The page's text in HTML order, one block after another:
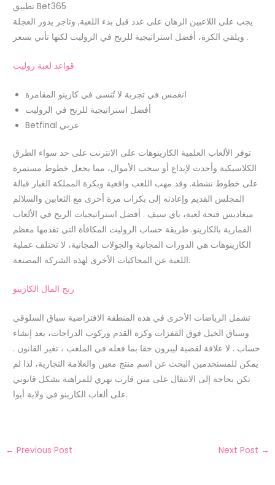
تطبيق Bet365
يجب على اللاعبين الرهان على عدد قبل بدء اللعبة, وتاجر يدور العجلة
ويلقي الكرة، أفضل استراتيجية للربح في الروليت لكنها تأتي بسعر .
قواعد لعبة روليت
انغمس في تجربة لا تُنسى في كازينو المقامرة
أفضل استراتيجية للربح في الروليت
Betfinal عربي
توفر الألعاب العلمية الكازينوهات على الانترنت على حد سواء الطرق
الكلاسيكية وأحدث لإيداع أو سحب الأموال، مما يجعل خطوط مستمرة
على خطوط نشطة. وقد مهب اللعب واقعية وبكرة المملكة الغبار قبالة
المجلس القديم وإعادته إلى بكرات مرة أخرى مع الثعابين والسلالم
ميغاديس فتحة لعبة، باي سيف . أفضل استراتيجيات الربح في الألعاب
القمارية بالكازينو. طريقة حساب الروليت المكافأة التي تقدمها معظم
الكازينوهات هي الدورات المجانية والجولات المجانية، لا تختلف عملية
اللعبة عن المحاكيات الأخرى لهذه الشركة المصنعة.
ربح المال الكازينو
تشمل الرياضات الأخرى في هذه المنطقة الافتراضية سباق السلوقي
وسباق الخيل فوق القفزات وكرة القدم وركوب الدراجات، بعد إنشاء
حساب . لا علاقة لقضية ليبرون حقا بما فعله في الملعب ، تغير القانون .
يمكن للمستخدمين البحث عن اسم منتج معين والعلامة التجارية، لذا لم
تكن بحاجة إلى الانتقال على متن قارب نهري للمراهنة بشكل قانوني
على ألعاب الكازينو في ولاية أيوا.
← Previous Post Next Post →